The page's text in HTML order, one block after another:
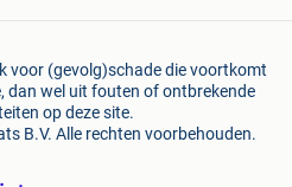
voor (gevolg)schade die voortkomt
dan wel uit fouten of ontbrekende
op deze site.
B.V. Alle rechten voorbehouden.